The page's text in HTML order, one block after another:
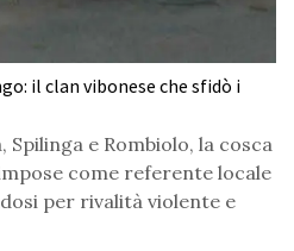
il clan vibonese che sfidò i
e Rombiolo, la cosca
come referente locale
per rivalità violente e